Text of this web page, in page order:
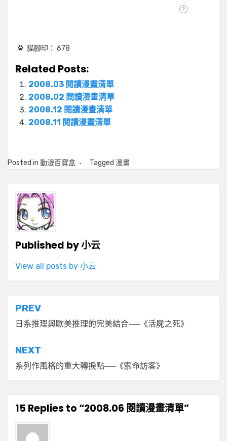
貓腳印： 678
Related Posts:
2008.03 閱讀漫畫清單
2008.02 閱讀漫畫清單
2008.12 閱讀漫畫清單
2008.11 閱讀漫畫清單
Posted in 動漫百寶盒 Tagged 漫畫
Published by小云
View all posts by 小云
文
章
導
覽
PREV
日系推理與歐美推理的完美結合──《活屍之死》
NEXT
系列作風格的重大轉捩點──《索命訪客》
15 Replies to “2008.06 閱讀漫畫清單”